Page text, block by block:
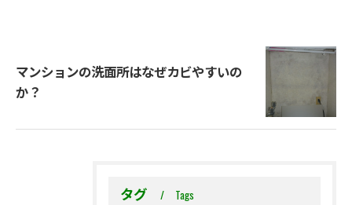
マンションの洗面所はなぜカビやすいの
か？
タグ Tags